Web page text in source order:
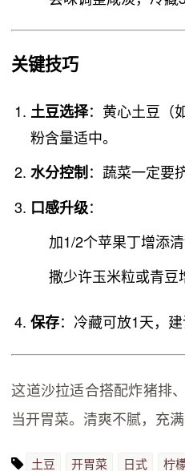
关键技巧
土豆选择：黄心土豆（
粉含量适中。
水分控制：蔬菜一定要
口感升级：
加1/2个苹果丁增添清
撒少许玉米粒或青豆
保存：冷藏可放1天，建
这道沙拉适合搭配炸猪排
当开胃菜。清爽不腻，充
土豆 开胃菜 日式 柠